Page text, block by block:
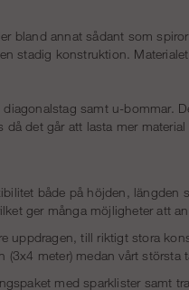
bland annat sådant som
stadig konstruktion.
samt u-bommar.
det går att lasta mer material
både på höjden, längden
ger många möjligheter att
uppdragen, till riktigt stora
meter) medan vårt största
med sparklister samt